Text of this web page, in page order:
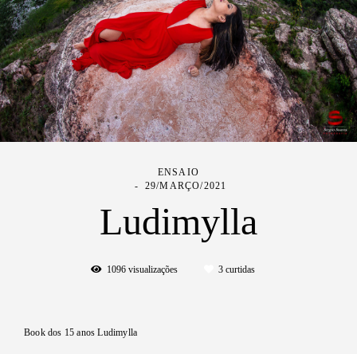
ENSAIO
29/MARÇO/2021
Ludimylla
1096visualizações 3curtidas
Book dos 15 anos Ludimylla